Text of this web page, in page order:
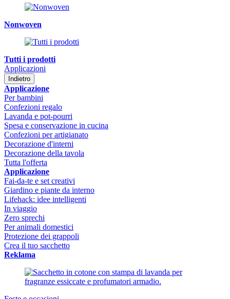
Nonwoven
Tutti i prodotti
Applicazioni
Indietro
Applicazione
Per bambini
Confezioni regalo
Lavanda e pot-pourri
Spesa e conservazione in cucina
Confezioni per artigianato
Decorazione d'interni
Decorazione della tavola
Tutta l'offerta
Applicazione
Fai-da-te e set creativi
Giardino e piante da interno
Lifehack: idee intelligenti
In viaggio
Zero sprechi
Per animali domestici
Protezione dei grappoli
Crea il tuo sacchetto
Reklama